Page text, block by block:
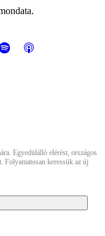
Egyedülálló elérést, országos
Folyamatosan keressük az új